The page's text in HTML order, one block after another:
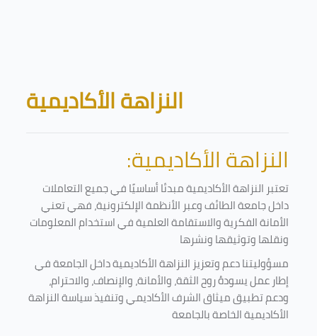
Blocks
النزاهة الأكاديمية
النزاهة الأكاديمية:
تعتبر النزاهة الأكاديمية مبدئا أساسيًا في جميع التعاملات
داخل جامعة الطائف وعبر الأنظمة الإلكترونية، فهي تعني
الأمانة الفكرية والاستقامة العلمية في استخدام المعلومات
ونقلها وتوثيقها ونشرها
مسؤوليتنا دعم وتعزيز النزاهة الأكاديمية داخل الجامعة في
إطار عمل يسودهُ روح الثقة، والأمانة، والإنصاف، والاحترام،
ودعم تطبيق ميثاق الشرف الأكاديمي وتنفيذ سياسة النزاهة
الأكاديمية الخاصة بالجامعة